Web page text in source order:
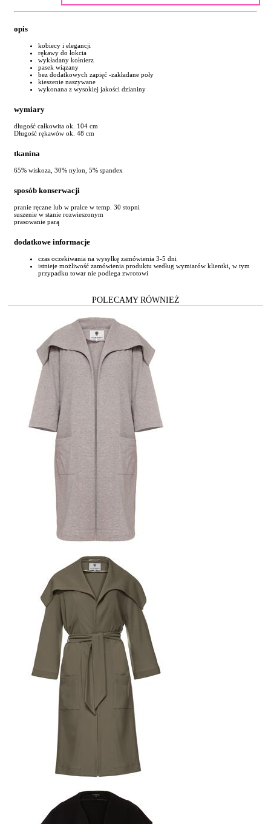
opis
kobiecy i elegancji
rękawy do łokcia
wykładany kołnierz
pasek wiązany
bez dodatkowych zapięć -zakładane poły
kieszenie naszywane
wykonana z wysokiej jakości dzianiny
wymiary
długość całkowita ok. 104 cm
Długość rękawów ok. 48 cm
tkanina
65% wiskoza, 30% nylon, 5% spandex
sposób konserwacji
pranie ręczne lub w pralce w temp. 30 stopni
suszenie w stanie rozwieszonym
prasowanie parą
dodatkowe informacje
czas oczekiwania na wysyłkę zamówienia 3-5 dni
istnieje możliwość zamówienia produktu według wymiarów klientki, w tym
przypadku towar nie podlega zwrotowi
POLECAMY RÓWNIEŻ